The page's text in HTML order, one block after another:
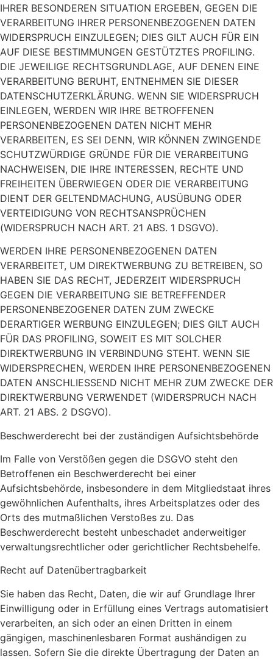
IHRER BESONDEREN SITUATION ERGEBEN, GEGEN DIE
VERARBEITUNG IHRER PERSONENBEZOGENEN DATEN
WIDERSPRUCH EINZULEGEN; DIES GILT AUCH FÜR EIN
AUF DIESE BESTIMMUNGEN GESTÜTZTES PROFILING.
DIE JEWEILIGE RECHTSGRUNDLAGE, AUF DENEN EINE
VERARBEITUNG BERUHT, ENTNEHMEN SIE DIESER
DATENSCHUTZERKLÄRUNG. WENN SIE WIDERSPRUCH
EINLEGEN, WERDEN WIR IHRE BETROFFENEN
PERSONENBEZOGENEN DATEN NICHT MEHR
VERARBEITEN, ES SEI DENN, WIR KÖNNEN ZWINGENDE
SCHUTZWÜRDIGE GRÜNDE FÜR DIE VERARBEITUNG
NACHWEISEN, DIE IHRE INTERESSEN, RECHTE UND
FREIHEITEN ÜBERWIEGEN ODER DIE VERARBEITUNG
DIENT DER GELTENDMACHUNG, AUSÜBUNG ODER
VERTEIDIGUNG VON RECHTSANSPRÜCHEN
(WIDERSPRUCH NACH ART. 21 ABS. 1 DSGVO).
WERDEN IHRE PERSONENBEZOGENEN DATEN
VERARBEITET, UM DIREKTWERBUNG ZU BETREIBEN, SO
HABEN SIE DAS RECHT, JEDERZEIT WIDERSPRUCH
GEGEN DIE VERARBEITUNG SIE BETREFFENDER
PERSONENBEZOGENER DATEN ZUM ZWECKE
DERARTIGER WERBUNG EINZULEGEN; DIES GILT AUCH
FÜR DAS PROFILING, SOWEIT ES MIT SOLCHER
DIREKTWERBUNG IN VERBINDUNG STEHT. WENN SIE
WIDERSPRECHEN, WERDEN IHRE PERSONENBEZOGENEN
DATEN ANSCHLIESSEND NICHT MEHR ZUM ZWECKE DER
DIREKTWERBUNG VERWENDET (WIDERSPRUCH NACH
ART. 21 ABS. 2 DSGVO).
Beschwerde­recht bei der zuständigen Aufsichts­behörde
Im Falle von Verstößen gegen die DSGVO steht den
Betroffenen ein Beschwerderecht bei einer
Aufsichtsbehörde, insbesondere in dem Mitgliedstaat ihres
gewöhnlichen Aufenthalts, ihres Arbeitsplatzes oder des
Orts des mutmaßlichen Verstoßes zu. Das
Beschwerderecht besteht unbeschadet anderweitiger
verwaltungsrechtlicher oder gerichtlicher Rechtsbehelfe.
Recht auf Daten­übertrag­barkeit
Sie haben das Recht, Daten, die wir auf Grundlage Ihrer
Einwilligung oder in Erfüllung eines Vertrags automatisiert
verarbeiten, an sich oder an einen Dritten in einem
gängigen, maschinenlesbaren Format aushändigen zu
lassen. Sofern Sie die direkte Übertragung der Daten an